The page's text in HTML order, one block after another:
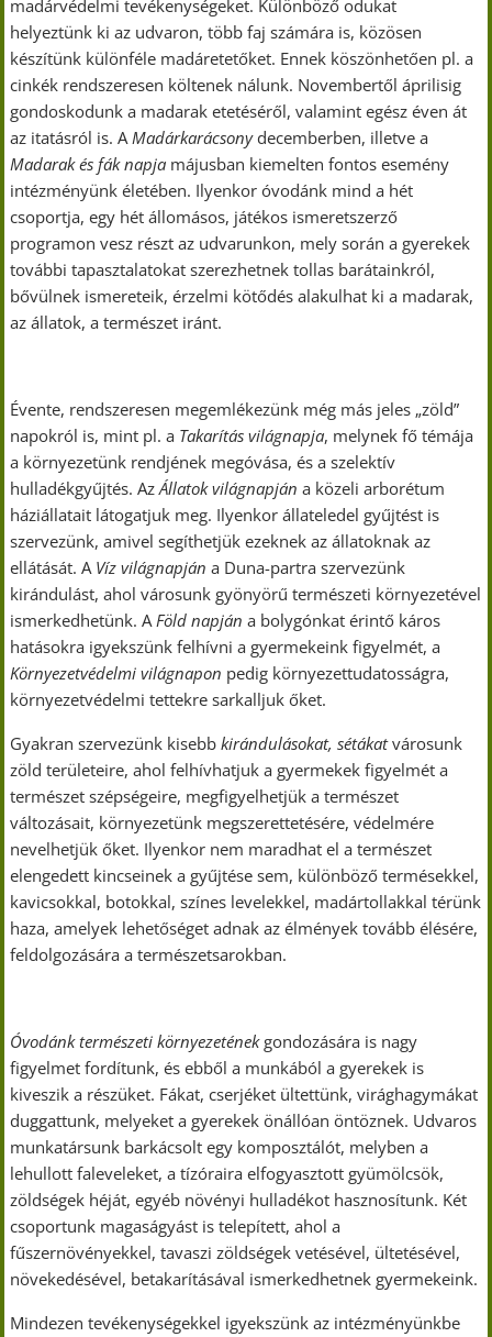
madárvédelmi tevékenységeket. Különböző odukat
helyeztünk ki az udvaron, több faj számára is, közösen
készítünk különféle madáretetőket. Ennek köszönhetően pl. a
cinkék rendszeresen költenek nálunk. Novembertől áprilisig
gondoskodunk a madarak etetéséről, valamint egész éven át
az itatásról is. AMadárkarácsonydecemberben, illetve a
Madarak és fák napja májusban kiemelten fontos esemény
intézményünk életében. Ilyenkor óvodánk mind a hét
csoportja, egy hét állomásos, játékos ismeretszerző
programon vesz részt az udvarunkon, mely során a gyerekek
további tapasztalatokat szerezhetnek tollas barátainkról,
bővülnek ismereteik, érzelmi kötődés alakulhat ki a madarak,
az állatok, a természet iránt.
Évente, rendszeresen megemlékezünk még más jeles „zöld”
napokról is, mint pl. a Takarítás világnapja, melynek fő témája
a környezetünk rendjének megóvása, és a szelektív
hulladékgyűjtés. AzÁllatok világnapján a közeli arborétum
háziállatait látogatjuk meg. Ilyenkor állateledel gyűjtést is
szervezünk, amivel segíthetjük ezeknek az állatoknak az
ellátását. A Víz világnapján a Duna-partra szervezünk
kirándulást, ahol városunk gyönyörű természeti környezetével
ismerkedhetünk. AFöld napján a bolygónkat érintő káros
hatásokra igyekszünk felhívni a gyermekeink figyelmét, a
Környezetvédelmi világnapon pedig környezettudatosságra,
környezetvédelmi tettekre sarkalljuk őket.
Gyakran szervezünk kisebbkirándulásokat, sétákatvárosunk
zöld területeire, ahol felhívhatjuk a gyermekek figyelmét a
természet szépségeire, megfigyelhetjük a természet
változásait, környezetünk megszerettetésére, védelmére
nevelhetjük őket. Ilyenkor nem maradhat el a természet
elengedett kincseinek a gyűjtése sem, különböző termésekkel,
kavicsokkal, botokkal, színes levelekkel, madártollakkal térünk
haza, amelyek lehetőséget adnak az élmények tovább élésére,
feldolgozására a természetsarokban.
Óvodánk természeti környezeténekgondozására is nagy
figyelmet fordítunk, és ebből a munkából a gyerekek is
kiveszik a részüket. Fákat, cserjéket ültettünk, virághagymákat
duggattunk, melyeket a gyerekek önállóan öntöznek. Udvaros
munkatársunk barkácsolt egy komposztálót, melyben a
lehullott faleveleket, a tízóraira elfogyasztott gyümölcsök,
zöldségek héját, egyéb növényi hulladékot hasznosítunk. Két
csoportunk magaságyást is telepített, ahol a
fűszernövényekkel, tavaszi zöldségek vetésével, ültetésével,
növekedésével, betakarításával ismerkedhetnek gyermekeink.
Mindezen tevékenységekkel igyekszünk az intézményünkbe